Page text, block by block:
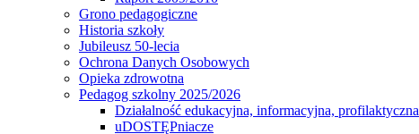
Grono pedagogiczne
Historia szkoły
Jubileusz 50-lecia
Ochrona Danych Osobowych
Opieka zdrowotna
Pedagog szkolny 2025/2026
Działalność edukacyjna, informacyjna, profilaktyczna
uDOSTĘPniacze